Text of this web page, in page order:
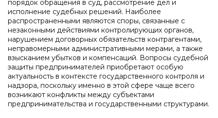
порядок обращения в суд, рассмотрение дел и
исполнение судебных решений. Наиболее
распространенными являются споры, связанные с
незаконными действиями контролирующих органов,
нарушением договорных обязательств контрагентами,
неправомерными административными мерами, а также
взысканием убытков и компенсаций. Вопросы судебной
защиты предпринимателей приобретают особую
актуальность в контексте государственного контроля и
надзора, поскольку именно в этой сфере чаще всего
возникают конфликты между субъектами
предпринимательства и государственными структурами.